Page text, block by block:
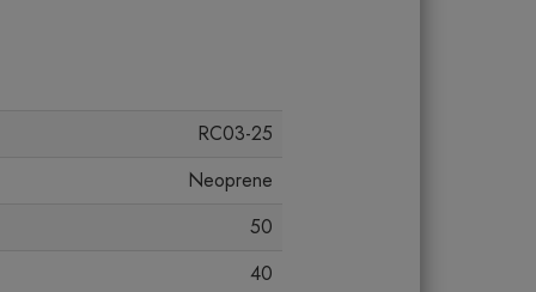
RC03-25
Neoprene
50
40